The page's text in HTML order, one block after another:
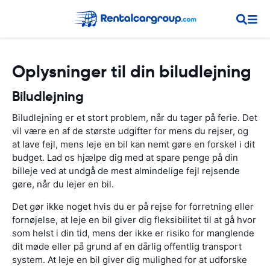
Oplysninger til din biludlejning
Biludlejning
Biludlejning er et stort problem, når du tager på ferie. Det
vil være en af de største udgifter for mens du rejser, og
at lave fejl, mens leje en bil kan nemt gøre en forskel i dit
budget. Lad os hjælpe dig med at spare penge på din
billeje ved at undgå de mest almindelige fejl rejsende
gøre, når du lejer en bil.
Det gør ikke noget hvis du er på rejse for forretning eller
fornøjelse, at leje en bil giver dig fleksibilitet til at gå hvor
som helst i din tid, mens der ikke er risiko for manglende
dit møde eller på grund af en dårlig offentlig transport
system. At leje en bil giver dig mulighed for at udforske